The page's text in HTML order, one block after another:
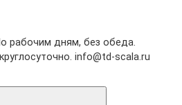
рабочим дням, без обеда.
info@td-scala.ru